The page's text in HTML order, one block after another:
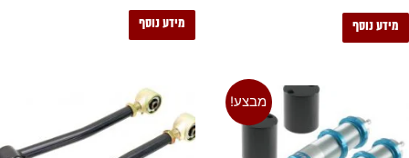
מידע נוסף מידע נוסף
מבצע!